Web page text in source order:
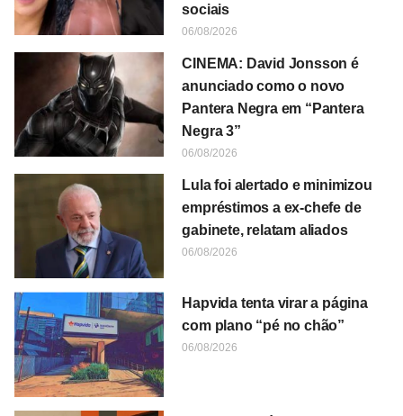
sociais
06/08/2026
CINEMA: David Jonsson é
anunciado como o novo
Pantera Negra em “Pantera
Negra 3”
06/08/2026
Lula foi alertado e minimizou
empréstimos a ex-chefe de
gabinete, relatam aliados
06/08/2026
Hapvida tenta virar a página
com plano “pé no chão”
06/08/2026